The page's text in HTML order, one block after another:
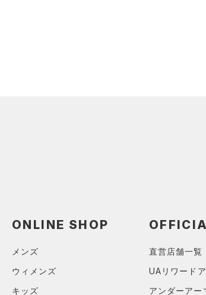
ONLINE SHOP
メンズ
ウィメンズ
キッズ
直営店舗一覧
UAリワード
アンダーアー